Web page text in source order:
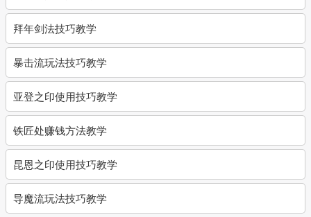
拜年剑法技巧教学
暴击流玩法技巧教学
亚登之印使用技巧教学
铁匠处赚钱方法教学
昆恩之印使用技巧教学
导魔流玩法技巧教学